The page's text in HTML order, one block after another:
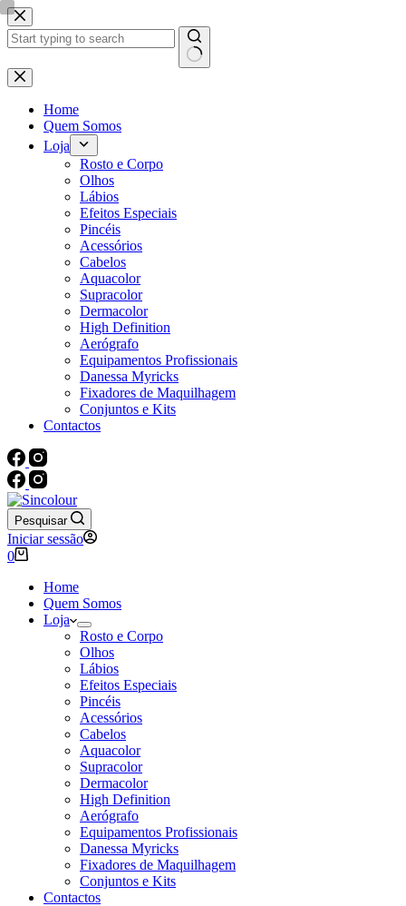
Pular
para
o
Sem
resultados
Home
Quem Somos
Loja
Rosto e Corpo
Olhos
Lábios
Efeitos Especiais
Pincéis
Acessórios
Cabelos
Aquacolor
Supracolor
Dermacolor
High Definition
Aerógrafo
Equipamentos Profissionais
Danessa Myricks
Fixadores de Maquilhagem
Conjuntos e Kits
Contactos
Pesquisar
Iniciar sessão
Carrinho
compras
0
Home
Quem Somos
Loja
Rosto e Corpo
Olhos
Lábios
Efeitos Especiais
Pincéis
Acessórios
Cabelos
Aquacolor
Supracolor
Dermacolor
High Definition
Aerógrafo
Equipamentos Profissionais
Danessa Myricks
Fixadores de Maquilhagem
Conjuntos e Kits
Contactos